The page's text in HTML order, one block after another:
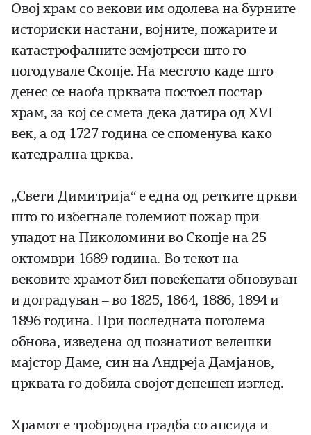
Овој храм со векови им одолева на бурните
историски настани, војните, пожарите и
катастрофалните земјотреси што го
погодувале Скопје. На местото каде што
денес се наоѓа црквата постоел постар
храм, за кој се смета дека датира од XVI
век, а од 1727 година се споменува како
катедрална црква.
„Свети Димитрија“ е една од ретките цркви
што го избегнале големиот пожар при
упадот на Пиколомини во Скопје на 25
октомври 1689 година. Во текот на
вековите храмот бил повеќепати обновуван
и доградуван – во 1825, 1864, 1886, 1894 и
1896 година. При последната поголема
обнова, изведена од познатиот велешки
мајстор Даме, син на Андреја Дамјанов,
црквата го добила својот денешен изглед.
Храмот е тробродна градба со апсида и